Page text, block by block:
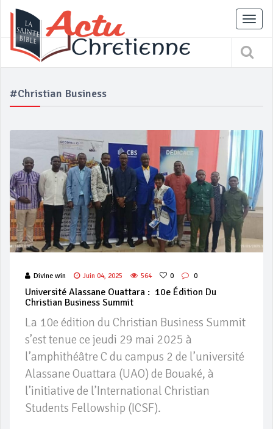
#Christian Business
Divine win Juin 04, 2025 564 0 0
Université Alassane Ouattara : 10e Édition Du
Christian Business Summit
La 10e édition du Christian Business Summit
s’est tenue ce jeudi 29 mai 2025 à
l’amphithéâtre C du campus 2 de l’université
Alassane Ouattara (UAO) de Bouaké, à
l’initiative de l’International Christian
Students Fellowship (ICSF).